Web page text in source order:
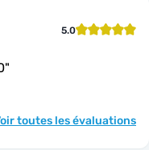
5.0
"
toutes les évaluations